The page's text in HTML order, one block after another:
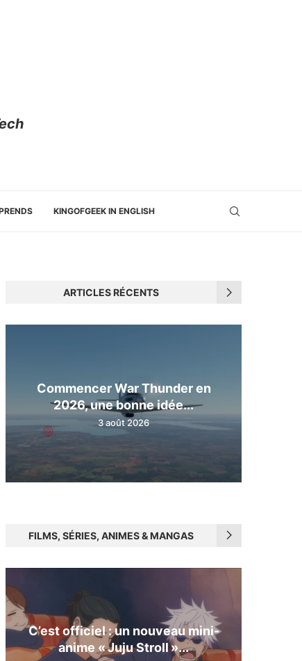
KINGOFGEEK IN ENGLISH
ARTICLES RÉCENTS
Commencer War Thunder en
2026, une bonne idée...
3 août 2026
FILMS, SÉRIES, ANIMES & MANGAS
C’est officiel : un nouveau mini-
anime « Juju Stroll »...